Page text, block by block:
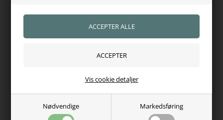
Nødvendige Markedsføring
Vis cookie detaljer
Montar boksgardin 140 x
Montar boksgardin 140 x
200 cm